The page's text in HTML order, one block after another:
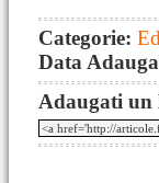
Categorie:
Data
Adaugati un